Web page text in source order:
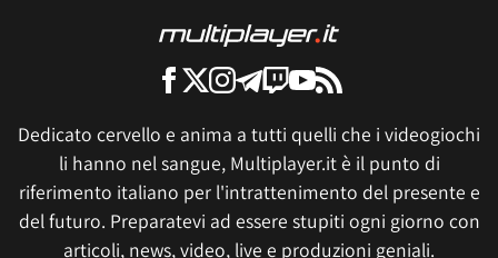
Dedicato cervello e anima a tutti quelli che i videogiochi
li hanno nel sangue, Multiplayer.it è il punto di
riferimento italiano per l'intrattenimento del presente e
del futuro. Preparatevi ad essere stupiti ogni giorno con
articoli, news, video, live e produzioni geniali.